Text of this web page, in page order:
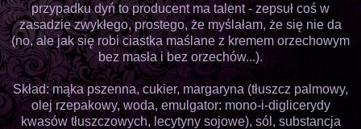
przypadku dyń to producent ma talent - zepsuł coś w
zasadzie zwykłego, prostego, że myślałam, że się nie da
(no, ale jak się robi ciastka maślane z kremem orzechowym
bez masła i bez orzechów...).
Skład: mąka pszenna, cukier, margaryna (tłuszcz palmowy,
olej rzepakowy, woda, emulgator: mono-i-diglicerydy
kwasów tłuszczowych, lecytyny sojowe), sól, substancja